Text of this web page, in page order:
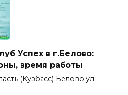
Успех в г.Белово:
время работы
(Кузбасс) Белово ул.